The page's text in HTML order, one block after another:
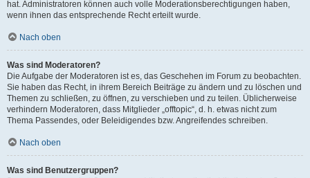
hat. Administratoren können auch volle Moderationsberechtigungen haben,
wenn ihnen das entsprechende Recht erteilt wurde.
Nach oben
Was sind Moderatoren?
Die Aufgabe der Moderatoren ist es, das Geschehen im Forum zu beobachten.
Sie haben das Recht, in ihrem Bereich Beiträge zu ändern und zu löschen und
Themen zu schließen, zu öffnen, zu verschieben und zu teilen. Üblicherweise
verhindern Moderatoren, dass Mitglieder „offtopic“, d. h. etwas nicht zum
Thema Passendes, oder Beleidigendes bzw. Angreifendes schreiben.
Nach oben
Was sind Benutzergruppen?